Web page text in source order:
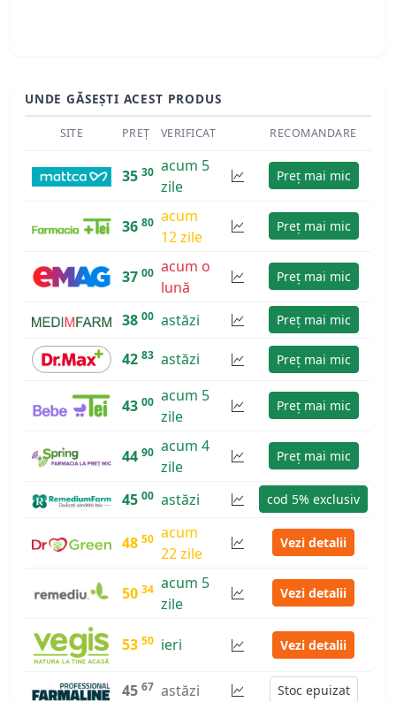
UNDE GĂSEȘTI ACEST PRODUS
SITE PREȚ VERIFICAT RECOMANDARE
35 30 acum 5
zile
Preț mai mic
36 80 acum
12 zile
Preț mai mic
37 00 acum o
lună
Preț mai mic
38 00 astăzi Preț mai mic
42 83 astăzi Preț mai mic
43 00 acum 5
zile
Preț mai mic
44 90 acum 4
zile
Preț mai mic
45 00 astăzi cod 5% exclusiv
48 50 acum
22 zile
Vezi detalii
50 34 acum 5
zile
Vezi detalii
53 50 ieri Vezi detalii
45 67 astăzi Stoc epuizat